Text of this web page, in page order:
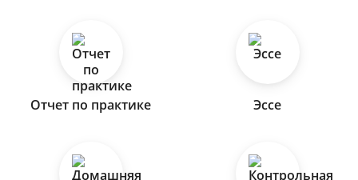
Отчет по практике Эссе